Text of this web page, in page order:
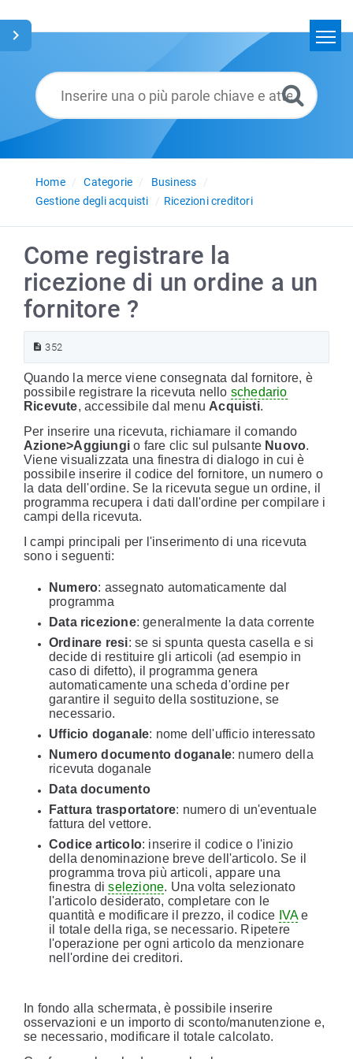
Glossario
Italiano
Home
Categorie
Business
Gestione degli acquisti
Ricezioni creditori
Come registrare la
ricezione di un ordine a un
fornitore ?
352
Quando la merce viene consegnata dal fornitore, è
possibile registrare la ricevuta nello schedario
Ricevute, accessibile dal menu Acquisti.
Per inserire una ricevuta, richiamare il comando
Azione>Aggiungi o fare clic sul pulsante Nuovo.
Viene visualizzata una finestra di dialogo in cui è
possibile inserire il codice del fornitore, un numero o
la data dell'ordine. Se la ricevuta segue un ordine, il
programma recupera i dati dall'ordine per compilare i
campi della ricevuta.
I campi principali per l'inserimento di una ricevuta
sono i seguenti:
Numero: assegnato automaticamente dal
programma
Data ricezione: generalmente la data corrente
Ordinare resi: se si spunta questa casella e si
decide di restituire gli articoli (ad esempio in
caso di difetto), il programma genera
automaticamente una scheda d'ordine per
garantire il seguito della sostituzione, se
necessario.
Ufficio doganale: nome dell'ufficio interessato
Numero documento doganale: numero della
ricevuta doganale
Data documento
Fattura trasportatore: numero di un'eventuale
fattura del vettore.
Codice articolo: inserire il codice o l'inizio
della denominazione breve dell'articolo. Se il
programma trova più articoli, appare una
finestra diselezione. Una volta selezionato
l'articolo desiderato, completare con le
quantità e modificare il prezzo, il codice IVAe
il totale della riga, se necessario. Ripetere
l'operazione per ogni articolo da menzionare
nell'ordine dei creditori.
In fondo alla schermata, è possibile inserire
osservazioni e un importo di sconto/manutenzione e,
se necessario, modificare il totale calcolato.